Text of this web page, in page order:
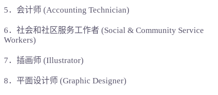
5．会计师 (Accounting Technician)
6．社会和社区服务工作者 (Social & Community Service
Workers)
7．插画师 (Illustrator)
8．平面设计师 (Graphic Designer)